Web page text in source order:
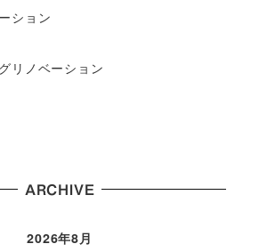
ション
リノベーション
ARCHIVE
2026年8月